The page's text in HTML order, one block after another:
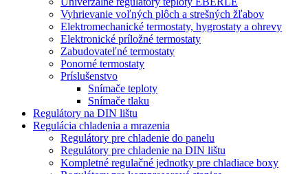
Vyhrievanie voľných plôch a strešných žľabov
Elektromechanické termostaty, hygrostaty a ohrevy
Elektronické príložné termostaty
Zabudovateľné termostaty
Ponorné termostaty
Príslušenstvo
Snímače teploty
Snímače tlaku
Regulátory na DIN lištu
Regulácia chladenia a mrazenia
Regulátory pre chladenie do panelu
Regulátory pre chladenie na DIN lištu
Kompletné regulačné jednotky pre chladiace boxy